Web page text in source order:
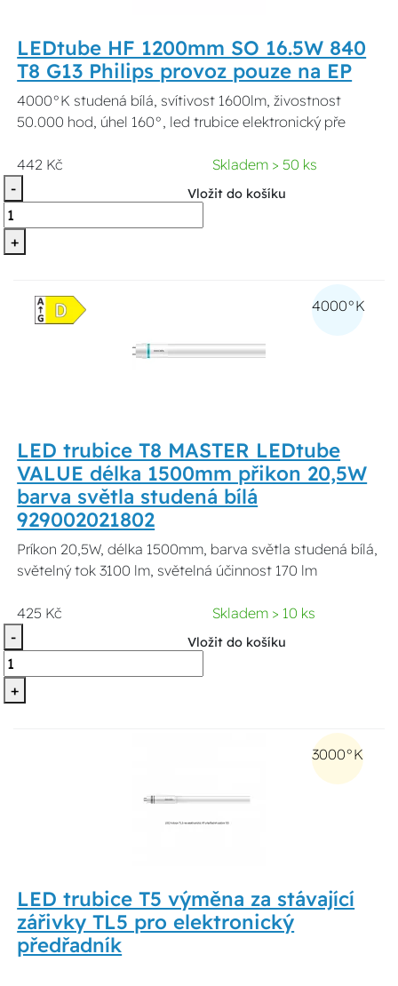
LEDtube HF 1200mm SO 16.5W 840
T8 G13 Philips provoz pouze na EP
4000°K studená bílá, svítivost 1600lm, živostnost
50.000 hod, úhel 160°, led trubice elektronický pře
442 Kč
Skladem > 50 ks
-
+
Vložit do košíku
4000°K
LED trubice T8 MASTER LEDtube
VALUE délka 1500mm přikon 20,5W
barva světla studená bílá
929002021802
Príkon 20,5W, délka 1500mm, barva světla studená bílá,
světelný tok 3100 lm, světelná účinnost 170 lm
425 Kč
Skladem > 10 ks
-
+
Vložit do košíku
3000°K
LED trubice T5 výměna za stávající
zářivky TL5 pro elektronický
předřadník